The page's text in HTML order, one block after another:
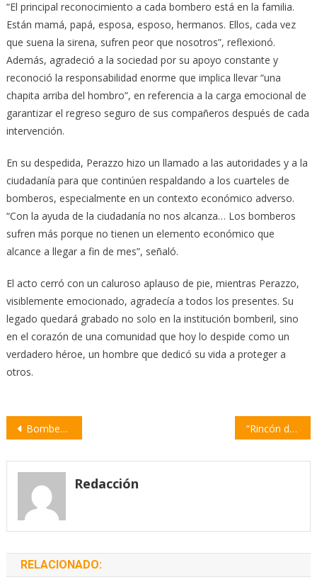
“El principal reconocimiento a cada bombero está en la familia.
Están mamá, papá, esposa, esposo, hermanos. Ellos, cada vez
que suena la sirena, sufren peor que nosotros”, reflexionó.
Además, agradeció a la sociedad por su apoyo constante y
reconoció la responsabilidad enorme que implica llevar “una
chapita arriba del hombro”, en referencia a la carga emocional de
garantizar el regreso seguro de sus compañeros después de cada
intervención.
En su despedida, Perazzo hizo un llamado a las autoridades y a la
ciudadanía para que continúen respaldando a los cuarteles de
bomberos, especialmente en un contexto económico adverso.
“Con la ayuda de la ciudadanía no nos alcanza… Los bomberos
sufren más porque no tienen un elemento económico que
alcance a llegar a fin de mes”, señaló.
El acto cerró con un caluroso aplauso de pie, mientras Perazzo,
visiblemente emocionado, agradecía a todos los presentes. Su
legado quedará grabado no solo en la institución bomberil, sino
en el corazón de una comunidad que hoy lo despide como un
verdadero héroe, un hombre que dedicó su vida a proteger a
otros.
Navegación
entradas
Bomberos de Empalme presentaron nuevos equipos y celebraron el cierre de su Semana “Rincón del Pinar”: Un nuevo espacio recreativo y deportivo en la Ruta 90
Redacción
RELACIONADO: